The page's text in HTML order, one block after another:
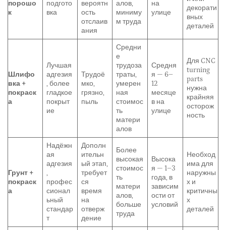
порошо
к
подгото
вка
вероятн
ость
отслаив
ания
алов,
миниму
м труда
на
улице
декорати
вных
деталей
Шлифо
вка +
покраск
а
Лучшая
адгезия
, более
гладкое
покрыт
ие
Трудоё
мко,
грязно,
пыль
Средни
е
трудоза
траты,
умерен
ная
стоимос
ть
матери
алов
Средня
я — 6–
12
месяце
в на
улице
Для CNC
turning
parts
нужна
крайняя
осторож
ность
Грунт +
покраск
а
Надёжн
ая
адгезия
,
профес
сионал
ьный
стандар
т
Дополн
ительн
ый этап,
требует
ся
время
на
отверж
дение
Более
высокая
стоимос
ть
матери
алов,
больше
труда
Высока
я — 1–3
года, в
зависим
ости от
условий
Необход
има для
наружны
х и
критичны
х
деталей